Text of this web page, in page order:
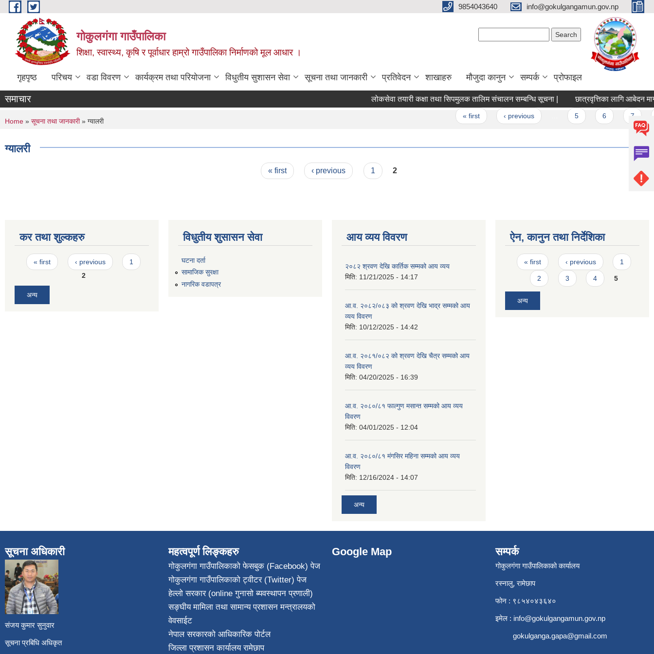
Skip to main content 9854043640 info@gokulgangamun.gov.np
गोकुलगंगा गाउँपालिका
शिक्षा, स्वास्थ्य, कृषि र पूर्वाधार हाम्रो गाउँपालिका निर्माणको मूल आधार ।
गृहपृष्ठ परिचय वडा विवरण कार्यक्रम तथा परियोजना विधुतीय सुशासन सेवा सूचना तथा जानकारी प्रतिवेदन शाखाहरु मौजुदा कानुन सम्पर्क प्रोफाइल
समाचार लोकसेवा तयारी कक्षा तथा सिपमुलक तालिम संचालन सम्बन्धि सूचना | छात्रवृत्तिका लागि आबेदन माग
« first ‹ previous
You are here
Home » सूचना तथा जानकारी» ग्यालरी
ग्यालरी
« first ‹ previous 1 2
कर तथा शुल्कहरु
Pages
« first ‹ previous
1
2
अन्य
विधुतीय शुसासन सेवा
घटना दर्ता
सामाजिक सुरक्षा
नागरिक वडापत्र
आय व्यय विवरण
२०८२ श्रवण देखि कार्तिक सम्मको आय व्यय
मिति: 11/21/2025 - 14:17
आ.व. २०८२/०८३ को श्रवण देखि भाद्र सम्मको आय
व्यय विवरण
मिति: 10/12/2025 - 14:42
आ.व. २०८१/०८२ को श्रवण देखि चैत्र सम्मको आय
व्यय विवरण
मिति: 04/20/2025 - 16:39
आ.व. २०८०/८१ फाल्गुण मसान्त सम्मको आय व्यय
विवरण
मिति: 04/01/2025 - 12:04
आ.व. २०८०/८१ मंगसिर महिना सम्मको आय व्यय
विवरण
मिति: 12/16/2024 - 14:07
अन्य
ऐन, कानुन तथा निर्देशिका
Pages
« first ‹ previous 1
2 3 4 5
अन्य
सूचना अधिकारी
संजय कुमार सुनुवार
सूचना प्रबिधि अधिकृत
महत्वपूर्ण लिङ्कहरु
गोकुलगंगा गाउँपालिकाको फेसबुक (Facebook) पेज
गोकुलगंगा गाउँपालिकाको ट्वीटर (Twitter) पेज
हेल्लो सरकार (online गुनासो ब्यवस्थापन प्रणाली)
सङ्घीय मामिला तथा सामान्य प्रशासन मन्त्रालयको
वेवसाईट
नेपाल सरकारको आधिकारिक पोर्टल
जिल्ला प्रशासन कार्यालय रामेछाप
Google Map सम्पर्क
गोकुलगंगा गाउँपालिकाको कार्यालय
रस्नालु, रामेछाप
फोन : ९८५४०४३६४०
इमेल : info@gokulgangamun.gov.np
gokulganga.gapa@gmail.com